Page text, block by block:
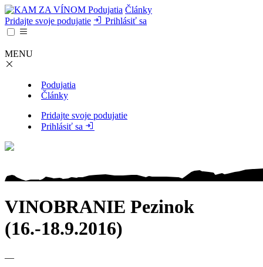
Podujatia Články
Pridajte svoje podujatie
Prihlásiť sa
MENU
Podujatia
Články
Pridajte svoje podujatie
Prihlásiť sa
VINOBRANIE Pezinok
(16.-18.9.2016)
—